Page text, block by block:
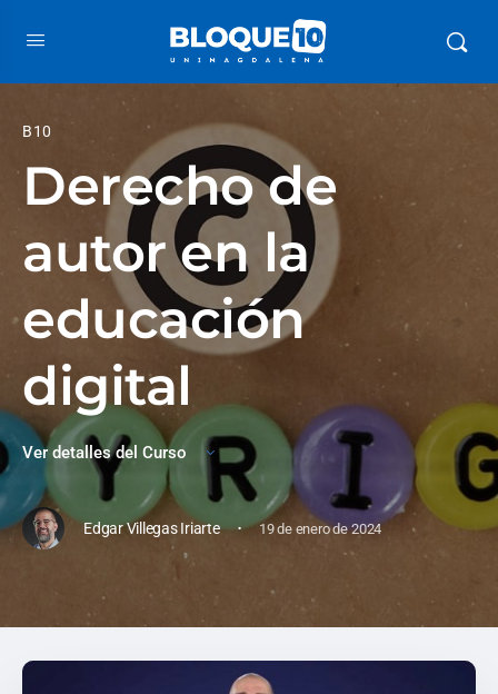
B10
Derecho de
autor en la
educación
digital
Ver detalles del Curso
Edgar Villegas Iriarte · 19 de enero de 2024